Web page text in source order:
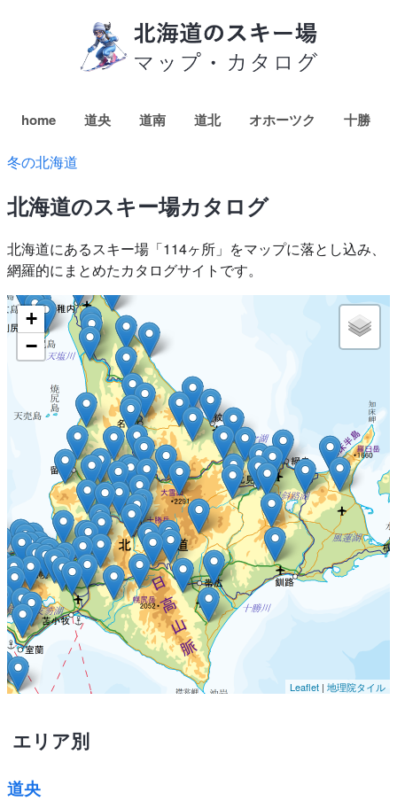
home 道央 道南 道北 オホーツク 十勝
冬の北海道
北海道のスキー場カタログ
北海道にあるスキー場「114ヶ所」をマップに落とし込み、
網羅的にまとめたカタログサイトです。
+
−
Leaflet | 地理院タイル
エリア別
道央